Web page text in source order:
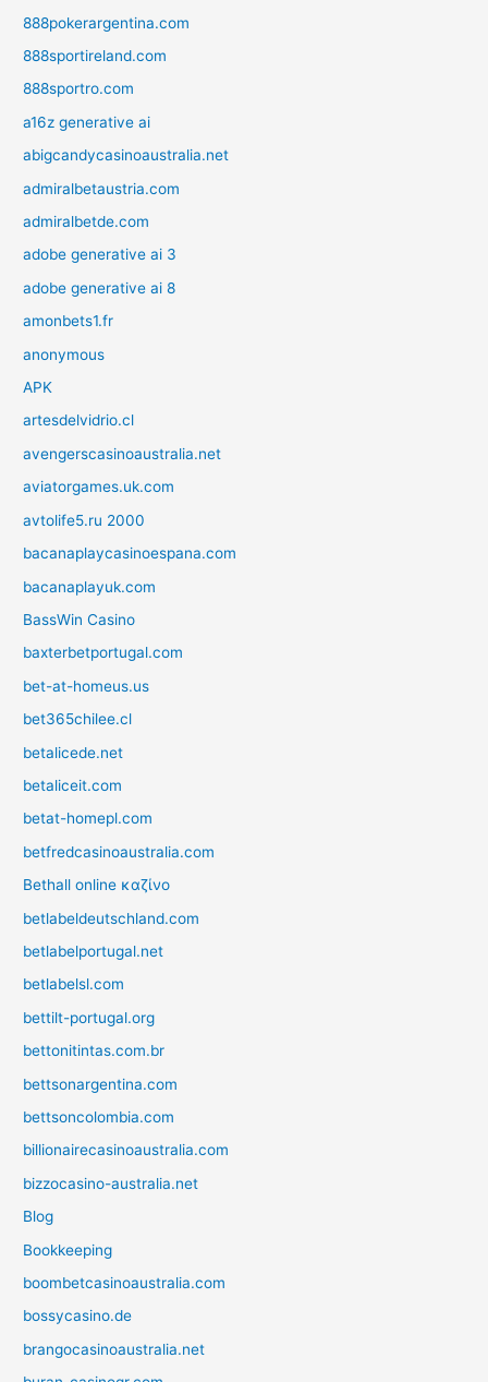
888pokerargentina.com
888sportireland.com
888sportro.com
a16z generative ai
abigcandycasinoaustralia.net
admiralbetaustria.com
admiralbetde.com
adobe generative ai 3
adobe generative ai 8
amonbets1.fr
anonymous
APK
artesdelvidrio.cl
avengerscasinoaustralia.net
aviatorgames.uk.com
avtolife5.ru 2000
bacanaplaycasinoespana.com
bacanaplayuk.com
BassWin Casino
baxterbetportugal.com
bet-at-homeus.us
bet365chilee.cl
betalicede.net
betaliceit.com
betat-homepl.com
betfredcasinoaustralia.com
Bethall online καζίνο
betlabeldeutschland.com
betlabelportugal.net
betlabelsl.com
bettilt-portugal.org
bettonitintas.com.br
bettsonargentina.com
bettsoncolombia.com
billionairecasinoaustralia.com
bizzocasino-australia.net
Blog
Bookkeeping
boombetcasinoaustralia.com
bossycasino.de
brangocasinoaustralia.net